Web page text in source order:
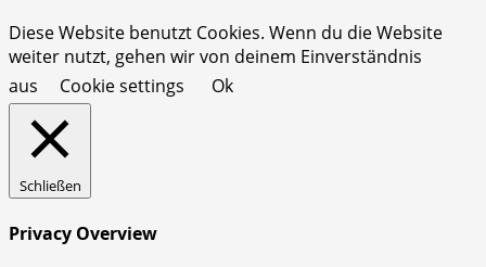
Diese Website benutzt Cookies. Wenn du die Website
weiter nutzt, gehen wir von deinem Einverständnis
aus
Cookie settings Ok
Schließen
Privacy Overview